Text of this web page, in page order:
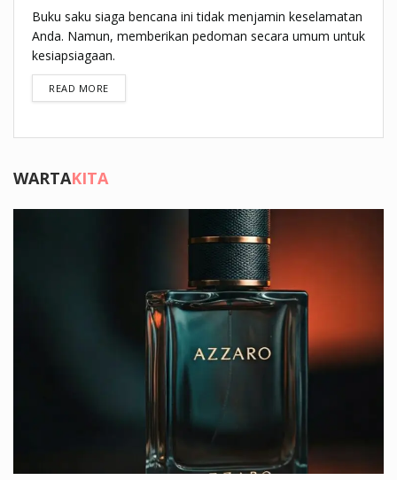
Buku saku siaga bencana ini tidak menjamin keselamatan
Anda. Namun, memberikan pedoman secara umum untuk
kesiapsiagaan.
READ MOREDETAILS
WARTAKITA